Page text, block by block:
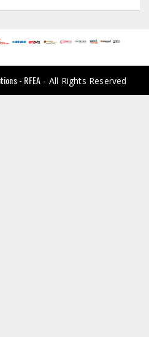
- RFEA - All Rights Reserved